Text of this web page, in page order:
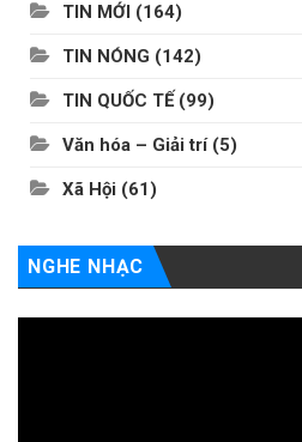
TIN MỚI (164)
TIN NÓNG (142)
TIN QUỐC TẾ (99)
Văn hóa – Giải trí(5)
Xã Hội (61)
NGHE NHẠC